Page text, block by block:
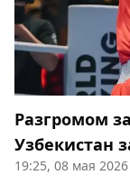
Разгромом
Узбекистан
19:25, 08 мая 2026